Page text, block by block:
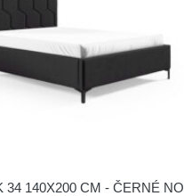
34 140X200 CM - ČERNÉ